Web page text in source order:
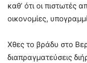
καθ’ ότι οι πιστωτές
οικονομίες,
Χθες το βράδυ στο
διαπραγματεύσεις